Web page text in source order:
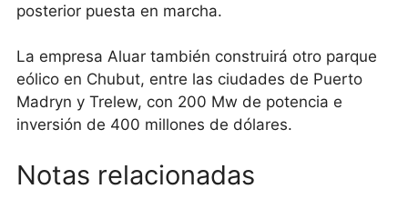
posterior puesta en marcha.
La empresa Aluar también construirá otro parque
eólico en Chubut, entre las ciudades de Puerto
Madryn y Trelew, con 200 Mw de potencia e
inversión de 400 millones de dólares.
Notas relacionadas